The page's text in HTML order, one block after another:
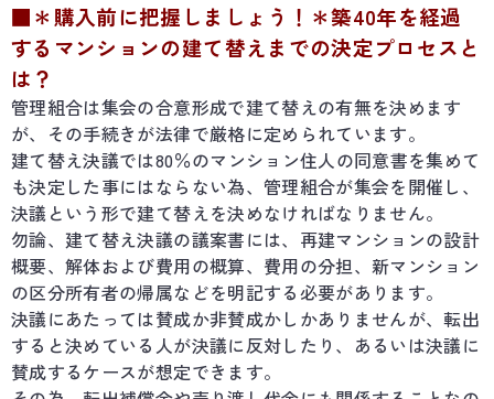
■＊購入前に把握しましょう！＊築40年を経過
するマンションの建て替えまでの決定プロセスと
は？
管理組合は集会の合意形成で建て替えの有無を決めます
が、その手続きが法律で厳格に定められています。
建て替え決議では80％のマンション住人の同意書を集めて
も決定した事にはならない為、管理組合が集会を開催し、
決議という形で建て替えを決めなければなりません。
勿論、建て替え決議の議案書には、再建マンションの設計
概要、解体および費用の概算、費用の分担、新マンション
の区分所有者の帰属などを明記する必要があります。
決議にあたっては賛成か非賛成かしかありませんが、転出
すると決めている人が決議に反対したり、あるいは決議に
賛成するケースが想定できます。